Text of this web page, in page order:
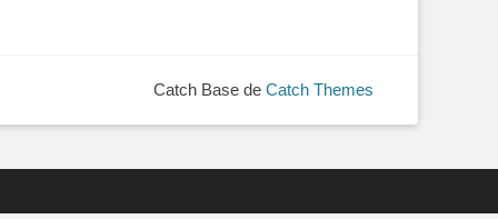
Catch Base de Catch Themes